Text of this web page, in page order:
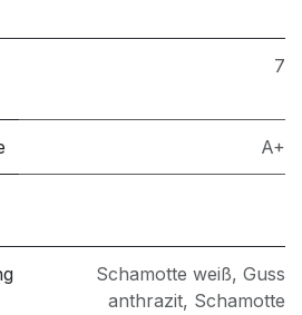
7
A+
Schamotte weiß, Guss
anthrazit, Schamotte